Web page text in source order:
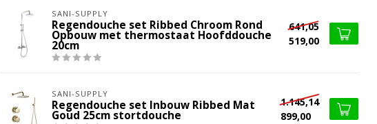
SANI-SUPPLY
Regendouche set Ribbed Chroom Rond
Opbouw met thermostaat Hoofddouche
20cm
641,05
519,00
SANI-SUPPLY
Regendouche set Inbouw Ribbed Mat
Goud 25cm stortdouche
1.145,14
899,00